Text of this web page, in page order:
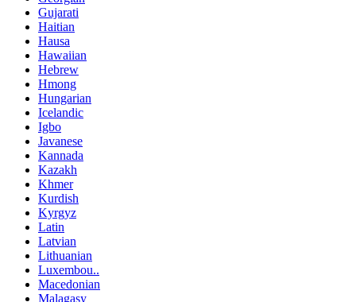
Gujarati
Haitian
Hausa
Hawaiian
Hebrew
Hmong
Hungarian
Icelandic
Igbo
Javanese
Kannada
Kazakh
Khmer
Kurdish
Kyrgyz
Latin
Latvian
Lithuanian
Luxembou..
Macedonian
Malagasy